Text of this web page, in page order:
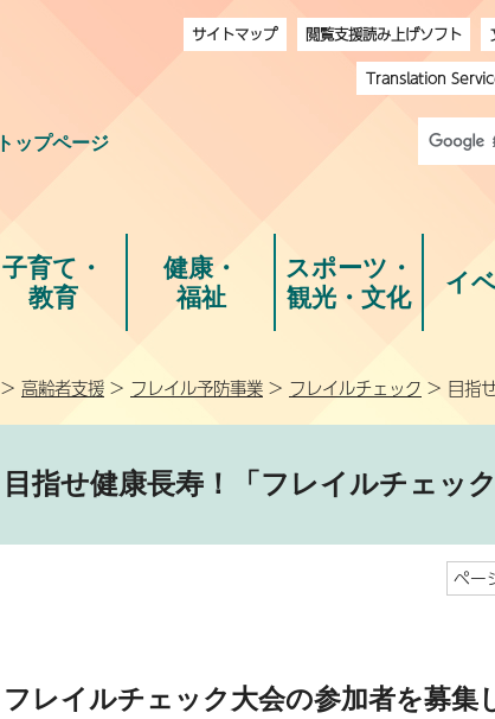
トップページ
サイトマップ 閲覧支援読み上げソフト
Translation
子育て・
教育
健康・
福祉
スポーツ・
観光・文化
イ
> 高齢者支援 > フレイル予防事業 > フレイルチェック > 目指
目指せ健康長寿！「フレイルチェック
ペー
フレイルチェック大会の参加者を募集